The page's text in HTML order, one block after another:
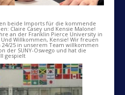
beide Imports für die kommende
Claire Casey und Kensie Malone!
an der Franklin Pierce University in
Willkommen, Kensie! Wir freuen
24/25 in unserem Team willkommen
der SUNY-Oswego und hat die
gespielt